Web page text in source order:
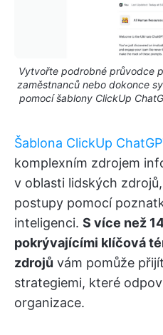
Vytvořte podrobné průvodce
zaměstnanců nebo dokonce
pomocí šablony ClickUp
Šablona ClickUp
komplexním zdrojem
v oblasti lidských
postupy pomocí
inteligenci. S více než
pokrývajícími klíčová
zdrojů vám pomůže
strategiemi, které
organizace.